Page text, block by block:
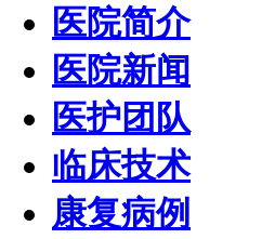
医院简介
医院新闻
医护团队
临床技术
康复病例